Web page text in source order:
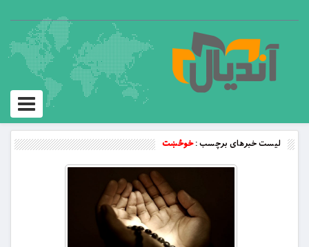
Toggle
لیست خبرهای برچسب :خوځښت